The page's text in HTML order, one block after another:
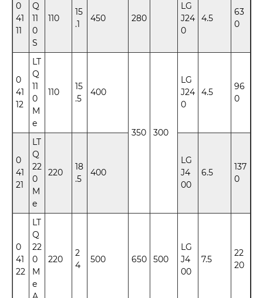
0
41
11
Q
11
0
S
110
15
.1
450 280
LG
J24
0
4.5
63
0
0
41
12
LT
Q
11
0
M
e
110
15
.5
400
350 300
LG
J24
0
4.5
96
0
0
41
21
LT
Q
22
0
M
e
220
18
.5
400
LG
J4
00
6.5
137
0
0
41
22
LT
Q
22
0
M
e
220
2
4
500 650 500
LG
J4
00
7.5
22
20